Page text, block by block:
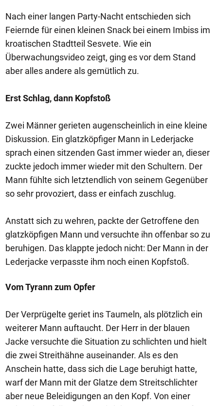
Nach einer langen Party-Nacht entschieden sich
Feiernde für einen kleinen Snack bei einem Imbiss im
kroatischen Stadtteil Sesvete. Wie ein
Überwachungsvideo zeigt, ging es vor dem Stand
aber alles andere als gemütlich zu.
Erst Schlag, dann Kopfstoß
Zwei Männer gerieten augenscheinlich in eine kleine
Diskussion. Ein glatzköpfiger Mann in Lederjacke
sprach einen sitzenden Gast immer wieder an, dieser
zuckte jedoch immer wieder mit den Schultern. Der
Mann fühlte sich letztendlich von seinem Gegenüber
so sehr provoziert, dass er einfach zuschlug.
Anstatt sich zu wehren, packte der Getroffene den
glatzköpfigen Mann und versuchte ihn offenbar so zu
beruhigen. Das klappte jedoch nicht: Der Mann in der
Lederjacke verpasste ihm noch einen Kopfstoß.
Vom Tyrann zum Opfer
Der Verprügelte geriet ins Taumeln, als plötzlich ein
weiterer Mann auftaucht. Der Herr in der blauen
Jacke versuchte die Situation zu schlichten und hielt
die zwei Streithähne auseinander. Als es den
Anschein hatte, dass sich die Lage beruhigt hatte,
warf der Mann mit der Glatze dem Streitschlichter
aber neue Beleidigungen an den Kopf. Von einer